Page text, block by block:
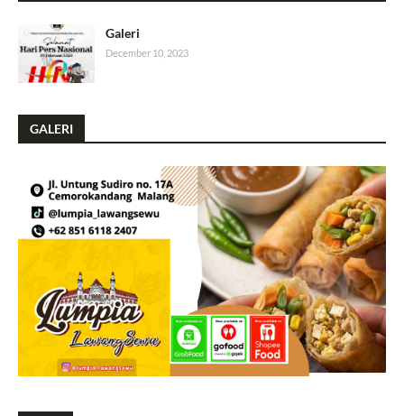
Galeri
December 10, 2023
GALERI